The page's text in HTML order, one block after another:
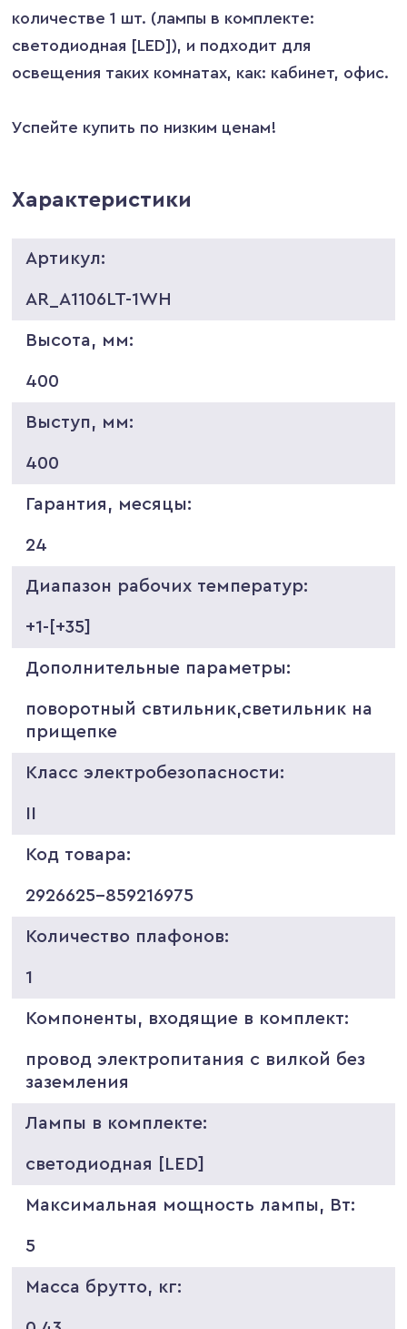
количестве 1 шт. (лампы в комплекте:
светодиодная [LED]), и подходит для
освещения таких комнатах, как: кабинет, офис.
Успейте купить по низким ценам!
Характеристики
Артикул:
AR_A1106LT-1WH
Высота, мм:
400
Выступ, мм:
400
Гарантия, месяцы:
24
Диапазон рабочих температур:
+1-[+35]
Дополнительные параметры:
поворотный свтильник,светильник на
прищепке
Класс электробезопасности:
II
Код товара:
2926625-859216975
Количество плафонов:
1
Компоненты, входящие в комплект:
провод электропитания с вилкой без
заземления
Лампы в комплекте:
светодиодная [LED]
Максимальная мощность лампы, Вт:
5
Масса брутто, кг: